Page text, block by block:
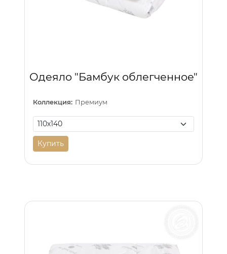
Одеяло "Бамбук облегченное"
Коллекция: Премиум
Купить